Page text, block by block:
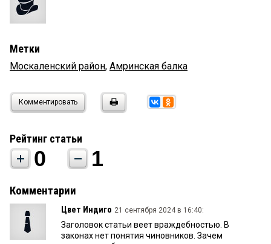
Метки
Москаленский район, Амринская балка
Комментировать
Рейтинг статьи
0 1
Комментарии
Цвет Индиго 21 сентября 2024 в 16:40:
Заголовок статьи веет враждебностью. В
законах нет понятия чиновников. Зачем